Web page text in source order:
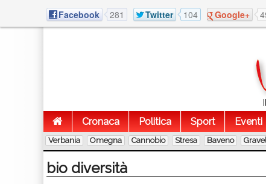
Facebook 281 Twitter 104 Google+
Cronaca
Politica Sport Eventi
Verbania Omegna Cannobio Stresa Baveno
bio diversità